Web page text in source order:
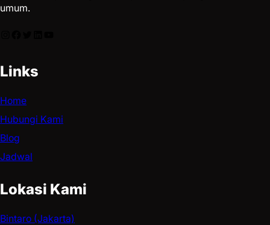
umum.
Links
Home
Hubungi Kami
Blog
Jadwal
Lokasi Kami
Bintaro (Jakarta)